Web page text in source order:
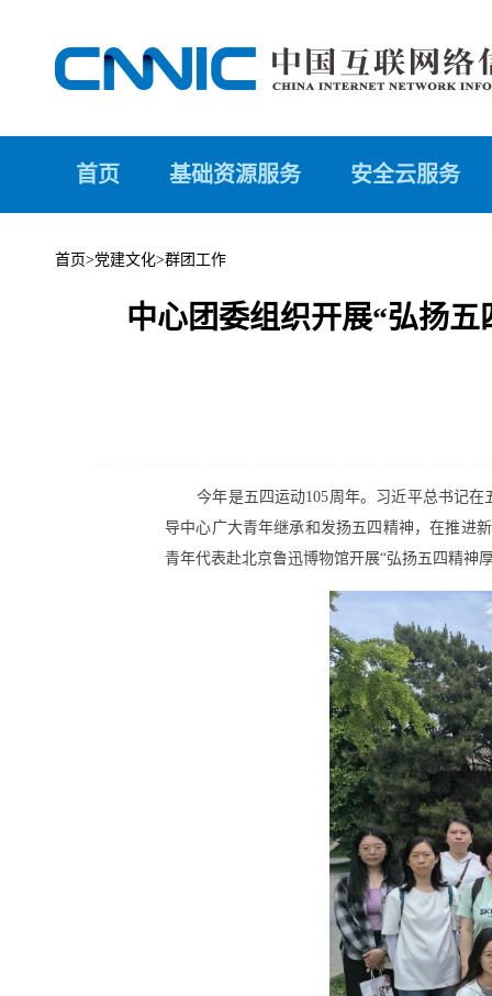
首页 基础资源服务 安全云服务
首页>党建文化>群团工作
中心团委组织开展“弘扬
今年是五四运动105周年。习近平总书记在
导中心广大青年继承和发扬五四精神，在推进
青年代表赴北京鲁迅博物馆开展“弘扬五四精神